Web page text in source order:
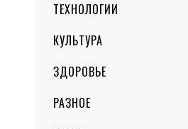
ТЕХНОЛОГИИ
КУЛЬТУРА
ЗДОРОВЬЕ
РАЗНОЕ